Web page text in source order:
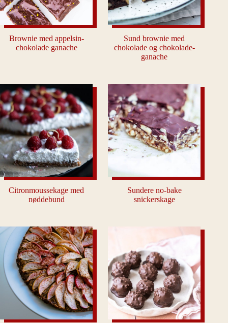
Brownie med appelsin-
chokolade ganache
Sund brownie med
chokolade og chokolade-
ganache
Citronmoussekage med
nøddebund
Sundere no-bake
snickerskage